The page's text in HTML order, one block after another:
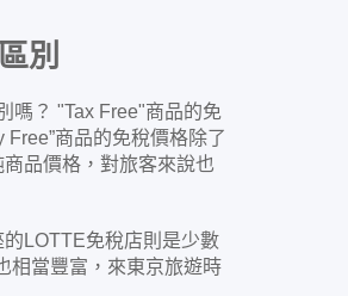
別
嗎？ "Tax Free"商品的免
商品的免稅價格除了
品價格，對旅客來說也
LOTTE免稅店則是少數
相當豐富，來東京旅遊時